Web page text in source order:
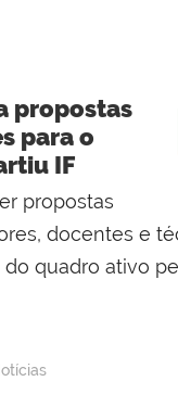
propostas
para o
IF
propostas
docentes e
quadro ativo